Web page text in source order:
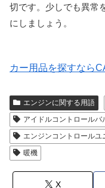
切です。少しでも異常
にしましょう。
カー用品を探すなら
エンジンに関する用語
アイドルコントロールバ
エンジンコントロールユ
暖機
X